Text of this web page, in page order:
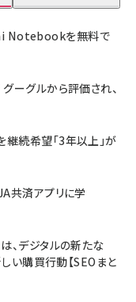
Notebookを無料で
ーグルから評価され、
継続希望「3年以上」が
共済アプリに学
、デジタルの新たな
い購買行動【SEOまと